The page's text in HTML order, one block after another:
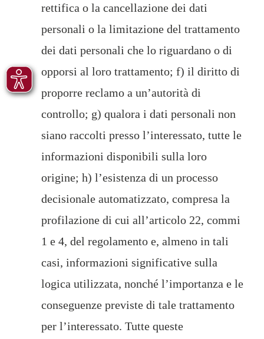
rettifica o la cancellazione dei dati
personali o la limitazione del trattamento
dei dati personali che lo riguardano o di
opporsi al loro trattamento; f) il diritto di
proporre reclamo a un’autorità di
controllo; g) qualora i dati personali non
siano raccolti presso l’interessato, tutte le
informazioni disponibili sulla loro
origine; h) l’esistenza di un processo
decisionale automatizzato, compresa la
profilazione di cui all’articolo 22, commi
1 e 4, del regolamento e, almeno in tali
casi, informazioni significative sulla
logica utilizzata, nonché l’importanza e le
conseguenze previste di tale trattamento
per l’interessato. Tutte queste